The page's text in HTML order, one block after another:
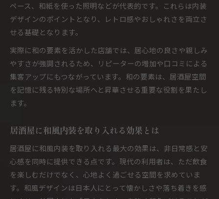
居酒屋建築美で集客力を高める工夫術
居酒屋建築美が集客に与える影響とは
居酒屋建築美を活かす外観演出の工夫点
居酒屋におしゃれ要素を加える集客戦略
居酒屋建築美とレイアウトで集客力アップ
居酒屋内装DIYで和風デザインを実現する
居酒屋建築美とコストバランスの考え方
居酒屋内装費用を抑える素材選びの工夫
居酒屋建築美と小規模店舗の設計ポイント
注目される居酒屋建築美の最新トレンド
ペース、和紙を使った照明などが代表的です。これらは内装
デザインのポイントとなり、レトロ感やおしゃれさを両立さ
せる基礎となります。
実際に和の要素を活かした店舗では、居心地の良さや親しみ
やすさが強調されるため、リピーターの増加や口コミによる
集客アップにもつながっています。和の要素は、居酒屋空間
を記憶に残る特別な場所へと昇華させる重要な役割を果たし
ます。
居酒屋に和風内装を取り入れる効果とは
居酒屋に和風内装を取り入れる最大の効果は、非日常感と安
心感を同時に提供できる点です。現代の利用者は、ただ飲食
を楽しむだけでなく、心地よく過ごせる空間を求めていま
す。和風デザインは日本人にとって懐かしさや落ち着きを感